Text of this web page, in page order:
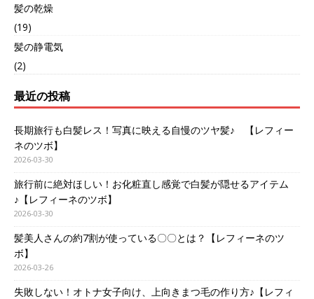
髪の乾燥
(19)
髪の静電気
(2)
最近の投稿
長期旅行も白髪レス！写真に映える自慢のツヤ髪♪ 【レフィー
ネのツボ】
2026-03-30
旅行前に絶対ほしい！お化粧直し感覚で白髪が隠せるアイテム
♪【レフィーネのツボ】
2026-03-30
髪美人さんの約7割が使っている〇〇とは？【レフィーネのツ
ボ】
2026-03-26
失敗しない！オトナ女子向け、上向きまつ毛の作り方♪【レフィ